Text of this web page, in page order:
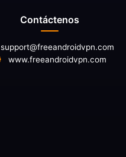
Contáctenos
support@freeandroidvpn.com
www.freeandroidvpn.com